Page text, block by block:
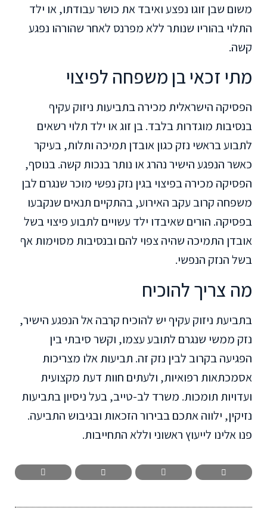
משום שבן זוגו נפצע ואיבד את כושר עבודתו, או ילד
התלוי בהוריו שנותר ללא מפרנס לאחר שהורהו נפגע
קשה.
מתי זכאי בן משפחה לפיצוי
הפסיקה הישראלית מכירה בתביעות ניזוק עקיף
בנסיבות מוגדרות בלבד. בן זוג או ילד תלוי רשאים
לתבוע בראשי נזק כגון אובדן תמיכה ותלות, בעיקר
כאשר הנפגע הישיר נהרג או נותר בנכות קשה. בנוסף,
הפסיקה מכירה בפיצוי בגין נזק נפשי מוכר שנגרם לבן
משפחה קרוב עקב האירוע, בהתקיים תנאים שנקבעו
בפסיקה. הורים שאיבדו ילד עשויים לתבוע פיצוי בשל
אובדן התמיכה שהיה צפוי להם ובנסיבות מסוימות אף
בשל הנזק הנפשי.
מה צריך להוכיח
בתביעת ניזוק עקיף יש להוכיח קרבה אל הנפגע הישיר,
נזק ממשי שנגרם לתובע עצמו, וקשר סיבתי בין
הפגיעה בקרוב לבין נזק זה. תביעות אלו מצריכות
אסמכתאות רפואיות, ולעתים חוות דעת מקצועית
ועדויות תומכות. משרד לב-טייב, בעל ניסיון בתביעות
נזיקין, ילווה אתכם בבירור הזכאות ובגיבוש התביעה.
פנו אלינו לייעוץ ראשוני וללא התחייבות.